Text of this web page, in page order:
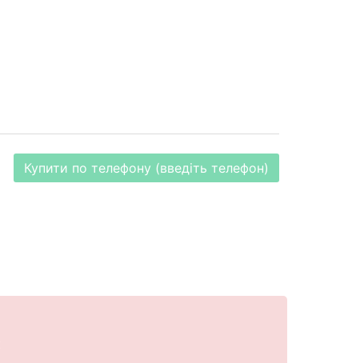
Купити по телефону (введіть телефон)